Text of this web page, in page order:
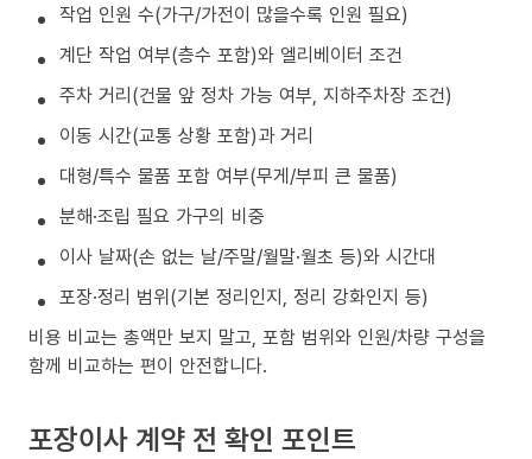
작업 인원 수(가구/가전이 많을수록 인원 필요)
계단 작업 여부(층수 포함)와 엘리베이터 조건
주차 거리(건물 앞 정차 가능 여부, 지하주차장 조건)
이동 시간(교통 상황 포함)과 거리
대형/특수 물품 포함 여부(무게/부피 큰 물품)
분해·조립 필요 가구의 비중
이사 날짜(손 없는 날/주말/월말·월초 등)와 시간대
포장·정리 범위(기본 정리인지, 정리 강화인지 등)
비용 비교는 총액만 보지 말고, 포함 범위와 인원/차량 구성을
함께 비교하는 편이 안전합니다.
포장이사 계약 전 확인 포인트